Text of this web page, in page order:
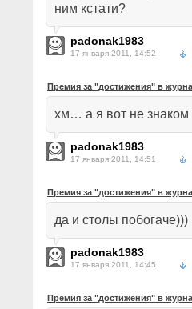
ним кстати?
padonak1983
17 января 2011, 14:52
Премия за "достижения" в
хм… а я вот не
padonak1983
17 января 2011, 14:51
Премия за "достижения" в
да и столы побогаче)))
padonak1983
17 января 2011, 14:45
Премия за "достижения" в